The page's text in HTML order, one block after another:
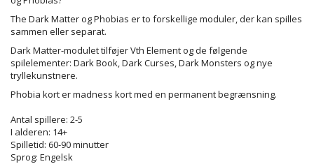
The Dark Matter og Phobias er to forskellige moduler, der kan spilles
sammen eller separat.
Dark Matter-modulet tilføjer Vth Element og de følgende
spilelementer: Dark Book, Dark Curses, Dark Monsters og nye
tryllekunstnere.
Phobia kort er madness kort med en permanent begrænsning.
Antal spillere: 2-5
I alderen: 14+
Spilletid: 60-90 minutter
Sprog: Engelsk